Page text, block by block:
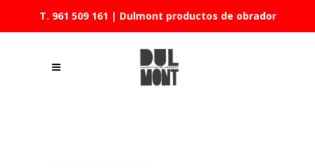
T. 961 509 161 | Dulmont productos de obrador